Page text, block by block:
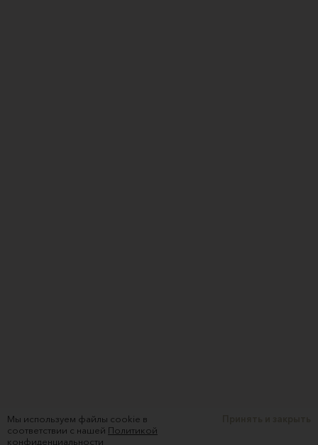
Мы используем файлы cookie в
соответствии с нашей Политикой
конфиденциальности